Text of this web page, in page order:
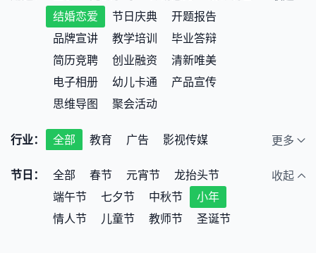
结婚恋爱
节日庆典
开题报告
品牌宣讲
教学培训
毕业答辩
简历竞聘
创业融资
清新唯美
电子相册
幼儿卡通
产品宣传
思维导图
聚会活动
行业： 全部 教育 广告
影视传媒
更多
节日： 全部 春节 元宵节
龙抬头节
端午节
七夕节 中秋节
小年
情人节
儿童节 教师节 圣诞节
收起